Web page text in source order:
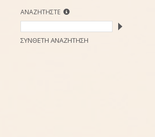
ΑΝΑΖΗΤΗΣΤΕ
ΣΥΝΘΕΤΗ ΑΝΑΖΗΤΗΣΗ